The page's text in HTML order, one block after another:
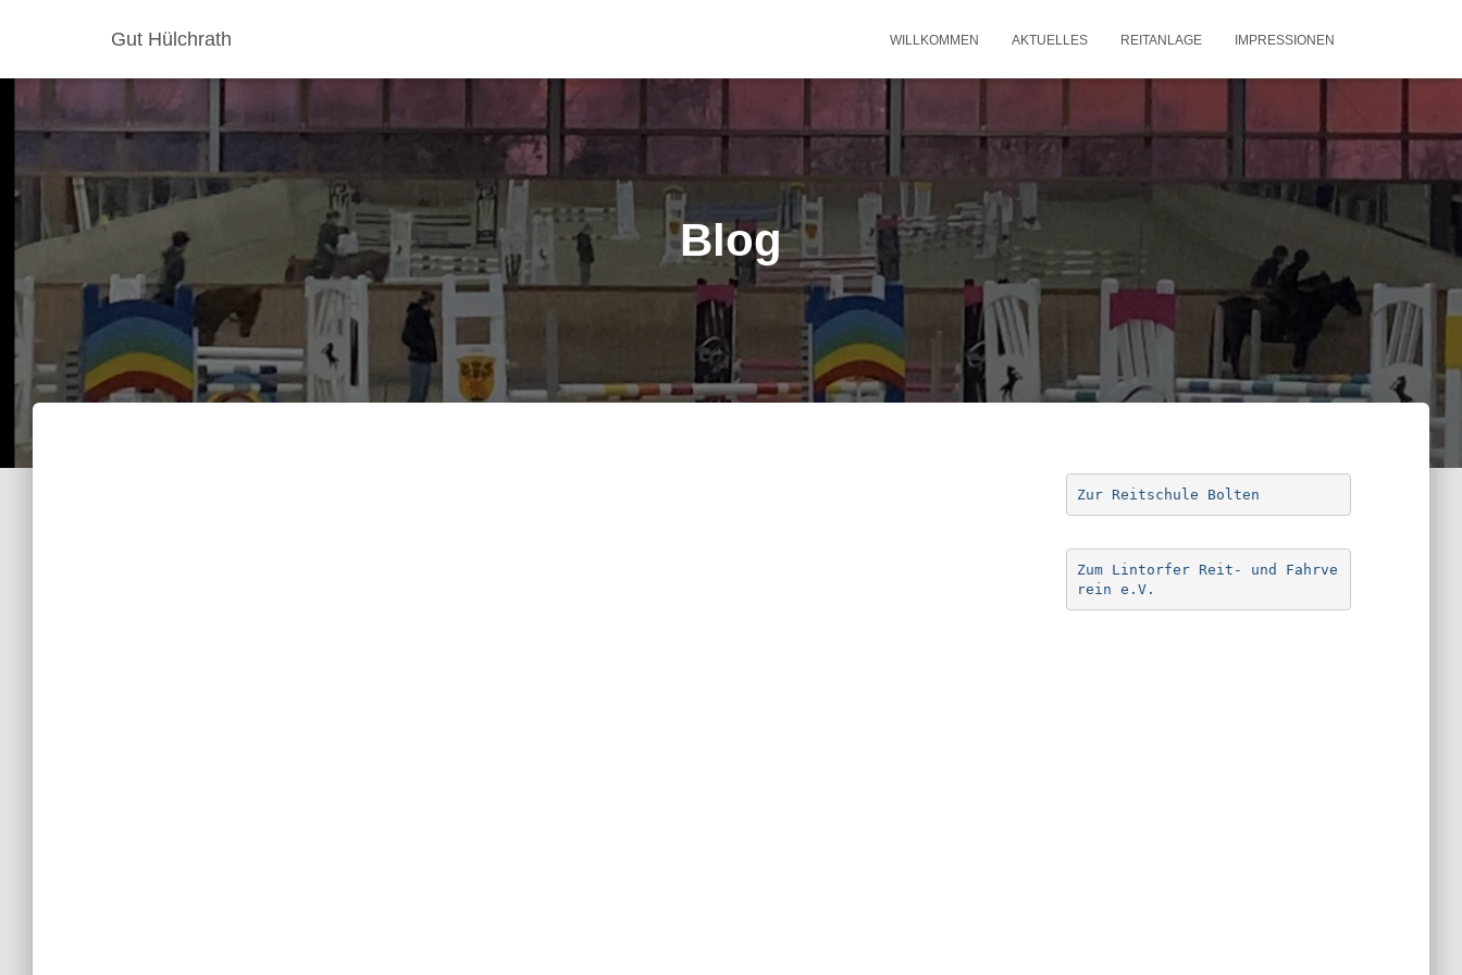
Gut Hülchrath WILLKOMMEN AKTUELLES REITANLAGE IMPRESSIONEN
Blog
Zur Reitschule Bolten
Zum Lintorfer Reit- und Fahrve
rein e.V.